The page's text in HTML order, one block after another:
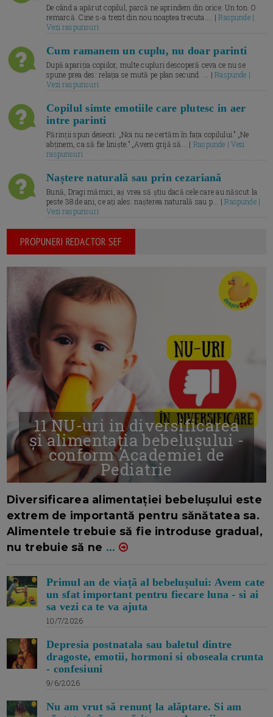
De când a apărut copilul, parcă ne aprindem din orice. Un ton. O
remarcă. Cine s-a trezit din nou noaptea trecuta.... |Raspunde |
Vezi raspunsuri
Cum ramanem un cuplu, nu doar parinti
După apariția copiilor, multe cupluri descoperă ceva ce nu se
spune prea des: relația se mută pe plan secund. ... |Raspunde |
Vezi raspunsuri
Copilul simte emotiile care plutesc in aer
intre parinti
Părinții spun deseori: „Noi nu ne certăm în fața copilului.” „Ne
abținem, ca să fie liniște.” „Avem grijă să... | Raspunde | Vezi
raspunsuri
Naștere naturală sau prin cezariană
Bună, Dragi mămici, aș vrea să știu dacă cele care au născut la
peste 38 de ani, ce ați ales: nașterea naturală sau p... |Raspunde |
Vezi raspunsuri
PROPUNERI REDACTOR SEF
11 NU-uri in diversificarea
și alimentația bebelușului -
conform Academiei de
Pediatrie
Diversificarea alimentației bebelușului este
extrem de importantă pentru sănătatea sa.
Alimentele trebuie să fie introduse gradual,
nu trebuie să ne ...
Primul an de viață al bebelușului: Avem cate
un sfat important pentru fiecare luna - si ai
sa vezi ca te va ajuta
10/7/2026
Depresia postnatala sau baletul dintre
dragoste, emotii, hormoni si oboseala crunta
- confesiuni
9/6/2026
Nu am vrut să renunț la alăptare. Si am